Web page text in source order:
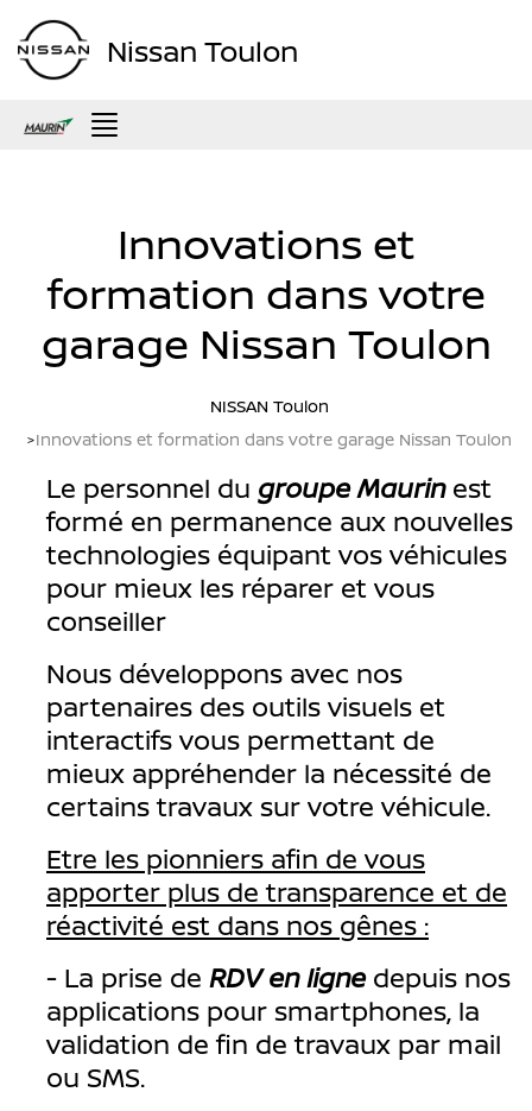
Nissan Toulon
Menu
Innovations et
formation dans votre
garage Nissan Toulon
NISSAN Toulon
Innovations et formation dans votre garage Nissan Toulon
Le personnel du groupe Maurinest
formé en permanence aux nouvelles
technologies équipant vos véhicules
pour mieux les réparer et vous
conseiller
Nous développons avec nos
partenaires des outils visuels et
interactifs vous permettant de
mieux appréhender la nécessité de
certains travaux sur votre véhicule.
Etre les pionniers afin de vous
apporter plus de transparence et de
réactivité est dans nos gênes :
- La prise de RDV en lignedepuis nos
applications pour smartphones, la
validation de fin de travaux par mail
ou SMS.